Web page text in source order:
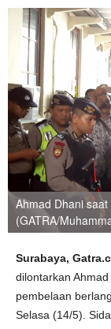
Ahmad Dhani
(GATRA/
Surabaya,
dilontarkan
pembelaan
Selasa (14/5).